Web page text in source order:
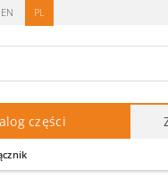
EN PL
części